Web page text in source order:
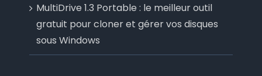
MultiDrive 1.3 Portable : le meilleur outil
gratuit pour cloner et gérer vos disques
sous Windows